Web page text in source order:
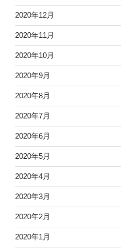
2020年12月
2020年11月
2020年10月
2020年9月
2020年8月
2020年7月
2020年6月
2020年5月
2020年4月
2020年3月
2020年2月
2020年1月